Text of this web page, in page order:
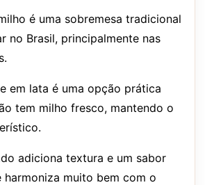
é uma sobremesa tradicional
no Brasil, principalmente nas
em lata é uma opção prática
tem milho fresco, mantendo o
adiciona textura e um sabor
harmoniza muito bem com o